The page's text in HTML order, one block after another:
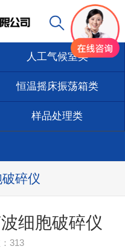
人工气候室类
恒温摇床振荡箱类
样品处理类
碎仪
细胞破碎仪
313